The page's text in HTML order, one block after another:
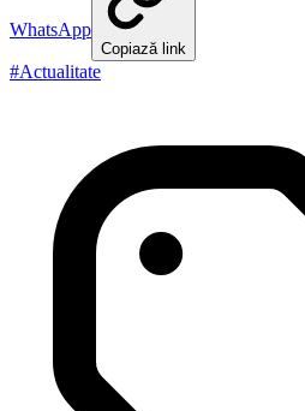
WhatsApp
Copiază link
#Actualitate